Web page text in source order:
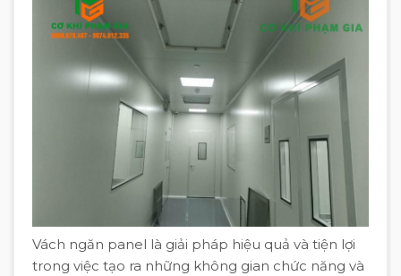
Vách ngăn panel là giải pháp hiệu quả và tiện lợi
trong việc tạo ra những không gian chức năng và